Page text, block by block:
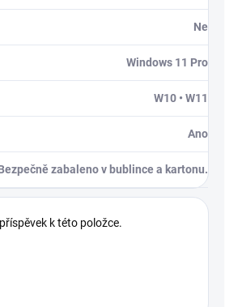
Ne
Windows 11 Pro
W10 • W11
Ano
zabaleno v bublince a kartonu.
k této položce.